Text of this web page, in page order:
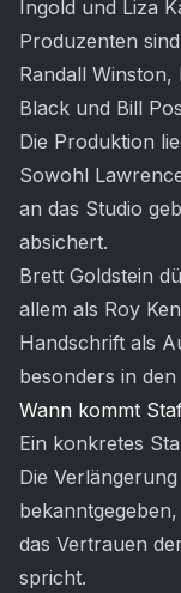
Ingold und Liza
Produzenten
Randall
Black und Bill
Die Produktion
Sowohl
an das Studio
absichert.
Brett Goldstein
allem als Roy
Handschrift als
besonders in
Wann kommt
Ein konkretes
Die
das Vertrauen
spricht.